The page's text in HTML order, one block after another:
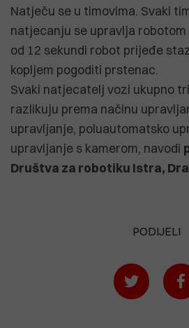
Natječu se u timovima. Svaki
natjecanju se upravlja robotom
od 12 sekundi robot prijeđe
kopljem pogoditi prstenac.
Svaki natjecatelj vozi ukupno
razlikuju prema načinu
upravljanje, poluautomatsko
upravljanje s kamerom, navodi
Društva za robotiku Istra,
PODIJELI